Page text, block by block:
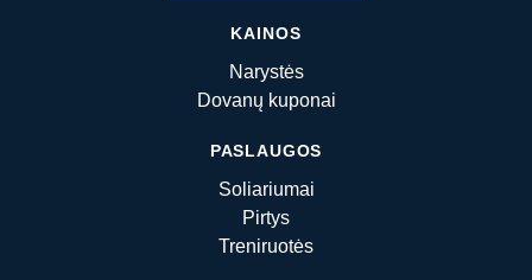
KAINOS
Narystės
Dovanų kuponai
PASLAUGOS
Soliariumai
Pirtys
Treniruotės